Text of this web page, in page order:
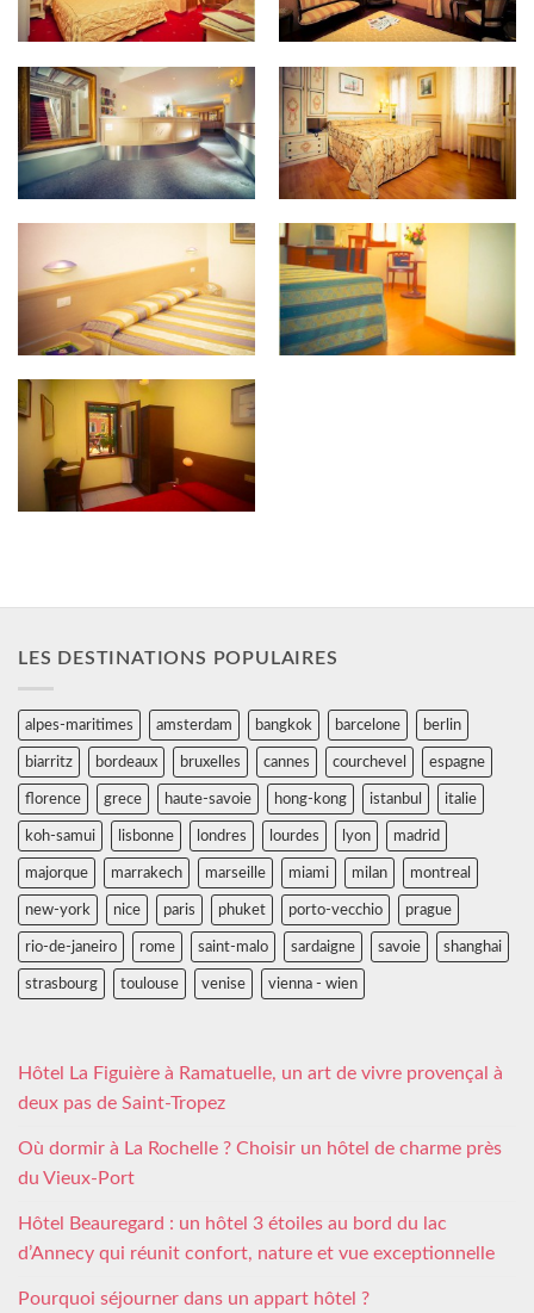
Hotel Palazzo Vitturi Hotel Al Piave
Hotel San Salvador Ca’ Fontanea
Hotel Dalla Mora
LES DESTINATIONS POPULAIRES
alpes-maritimes amsterdam bangkok barcelone berlin
biarritz bordeaux bruxelles cannes courchevel espagne
florence grece haute-savoie hong-kong istanbul italie
koh-samui lisbonne londres lourdes lyon madrid
majorque marrakech marseille miami milan montreal
new-york nice paris phuket porto-vecchio prague
rio-de-janeiro rome saint-malo sardaigne savoie shanghai
strasbourg toulouse venise vienna - wien
Hôtel La Figuière à Ramatuelle, un art de vivre provençal à
deux pas de Saint-Tropez
Où dormir à La Rochelle ? Choisir un hôtel de charme près
du Vieux-Port
Hôtel Beauregard : un hôtel 3 étoiles au bord du lac
d’Annecy qui réunit confort, nature et vue exceptionnelle
Pourquoi séjourner dans un appart hôtel ?